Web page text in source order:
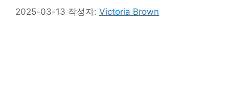
2025-03-13 작성자: Victoria Brown